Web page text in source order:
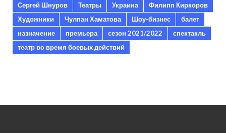
Сергей Шнуров
Театры Украина
Филипп Киркоров
Художники
Чулпан Хаматова Шоу-бизнес
балет
назначение
премьера сезон 2021/2022
спектакль
театр во время боевых действий